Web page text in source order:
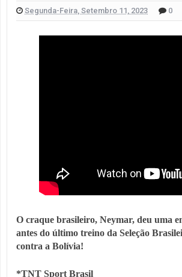
Segunda-Feira, Setembro 11, 2023 0
O craque brasileiro, Neymar, deu uma
antes do último treino da Seleção
contra a Bolívia!
*TNT Sport Brasil